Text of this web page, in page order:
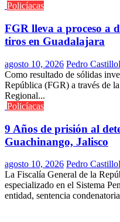
Policíacas
FGR lleva a proceso a
tiros en Guadalajara
agosto 10, 2026 Pedro Castillo
Como resultado de sólidas
República (FGR) a través de
Regional...
Policíacas
9 Años de prisión al
Guachinango, Jalisco
agosto 10, 2026 Pedro Castillo
La Fiscalía General de la
especializado en el Sistema
entidad, sentencia